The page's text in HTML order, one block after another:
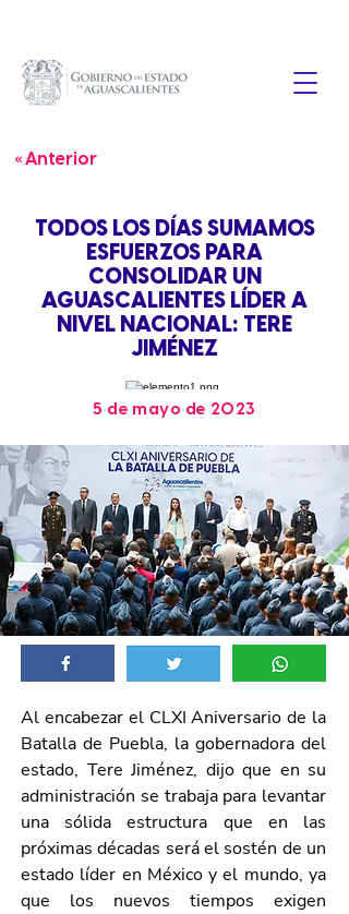
« Anterior
TODOS LOS DÍAS SUMAMOS
ESFUERZOS PARA
CONSOLIDAR UN
AGUASCALIENTES LÍDER A
NIVEL NACIONAL: TERE
JIMÉNEZ
5 de mayo de 2023
Al encabezar el CLXI Aniversario de la
Batalla de Puebla, la gobernadora del
estado, Tere Jiménez, dijo que en su
administración se trabaja para levantar
una sólida estructura que en las
próximas décadas será el sostén de un
estado líder en México y el mundo, ya
que los nuevos tiempos exigen